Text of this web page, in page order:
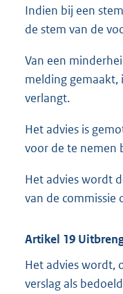
Indien bij een
de stem van de
Van een
melding
verlangt.
Het advies is
voor de te nemen
Het advies wordt
van de commissie
Artikel 19
Het advies wordt,
verslag als